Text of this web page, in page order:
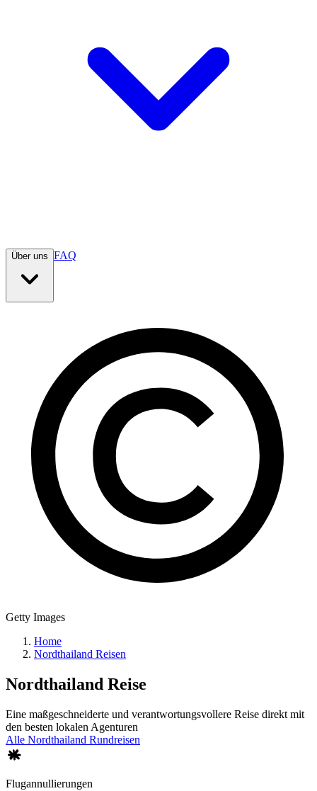
Über uns FAQ
Getty Images
Home
Nordthailand Reisen
Nordthailand Reise
Eine maßgeschneiderte und verantwortungsvollere Reise direkt mit
den besten lokalen Agenturen
Alle Nordthailand Rundreisen
Flugannullierungen